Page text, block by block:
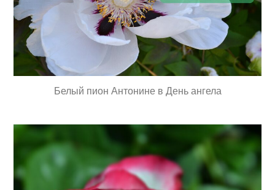
Белый пион Антонине в День ангела